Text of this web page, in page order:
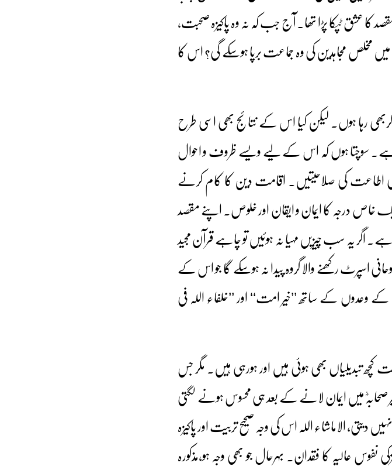
کا عشق ٹپکا پڑا تھا۔ آج جب کہ نہ وہ پاکیزہ صحبت،
مخلص مجاہدین کی وہ جماعت برپا ہوسکے گی؟ اس کا
رہا ہوں۔ لیکن کیا اس کے نتائج بھی اسی طرح
ہوں کہ اس کے لیے ویسے ظروف و احوال
اطاعت کی صلاحیتیں۔ اقامت دین کا کام کرنے
خاص درجہ کا ایمان و ایقان اور خلوص۔ اپنے مقصد
یہ سب چیزیں مہیا نہ ہوئیں تو چاہے قرآن مجید
اسپرٹ رکھنے والا گروہ پیدا نہ ہوسکے گا جو اس کے
وعدوں کے ساتھ ’’خیر امت‘‘ اور ’’خلفاء اللہ فی
تبدیلیاں بھی ہوئی ہیں اور ہورہی ہیں۔ مگر جس
صحابہؓ میں ایمان لانے کے بعد ہی محسوس ہونے لگتی
الاماشاء اللہ اس کی وجہ صحیح تربیت اور پاکیزہ
عالیہ کا فقدان۔ بہرحال جو بھی وجہ ہو،مذکورہ